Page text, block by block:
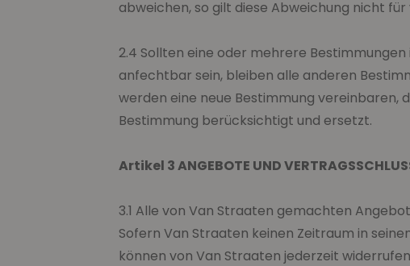
abweichen, so gilt diese Abweichung nicht
2.4 Sollten eine oder mehrere
anfechtbar sein, bleiben alle anderen
werden eine neue Bestimmung vereinbaren,
Bestimmung berücksichtigt und ersetzt.
Artikel 3 ANGEBOTE UND
3.1 Alle von Van Straaten gemachten
Sofern Van Straaten keinen Zeitraum in
können von Van Straaten jederzeit